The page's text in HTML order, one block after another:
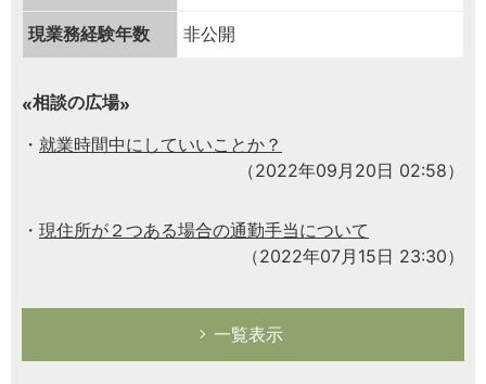
現業務経験年数 非公開
相談の広場
就業時間中にしていいことか？
（2022年09月20日 02:58）
現住所が２つある場合の通勤手当について
（2022年07月15日 23:30）
一覧表示